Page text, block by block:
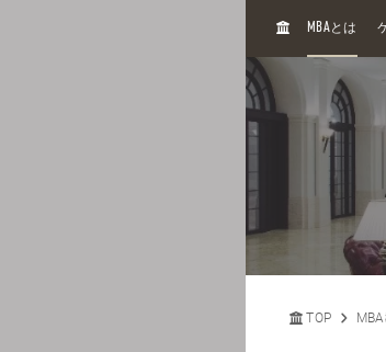
H
MBAとは
TOP